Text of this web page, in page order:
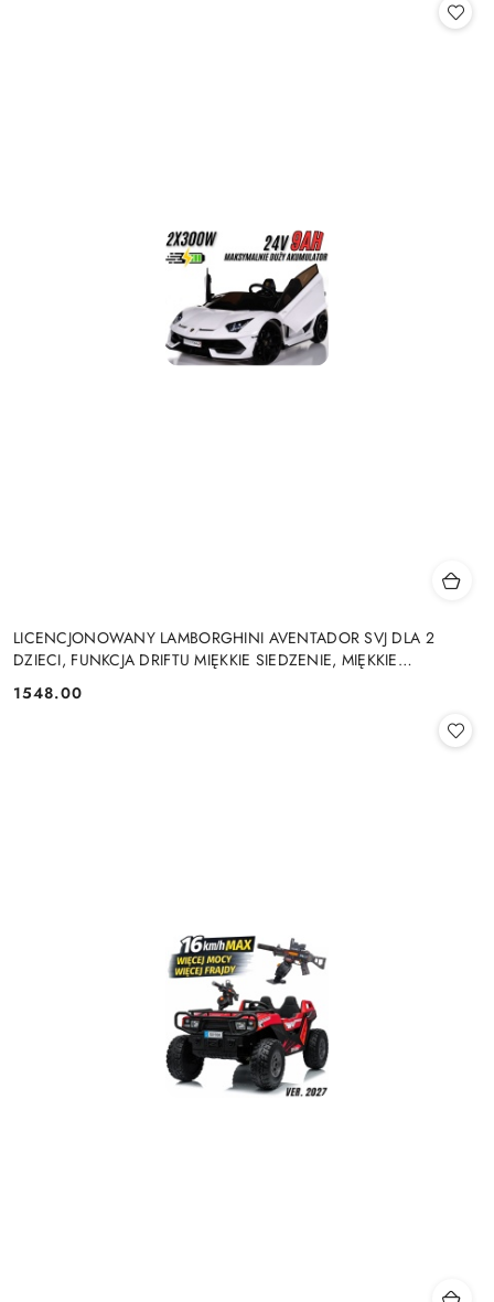
LICENCJONOWANY LAMBORGHINI AVENTADOR SVJ DLA 2
DZIECI, FUNKCJA DRIFTU MIĘKKIE SIEDZENIE, MIĘKKIE
Cena:
1548.00